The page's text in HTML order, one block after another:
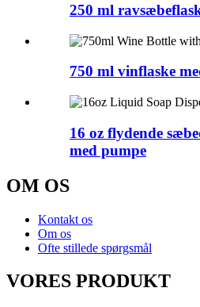
250 ml
750 ml vinflaske
16 oz flydende
med pumpe
OM OS
Kontakt os
Om os
Ofte stillede spørgsmål
VORES PRODUKT